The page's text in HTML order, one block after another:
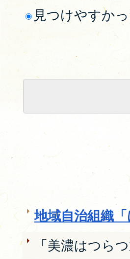
見つけやすか
地域自治組織
「美濃はつら